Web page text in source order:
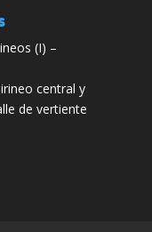
(I) –
central y
de vertiente